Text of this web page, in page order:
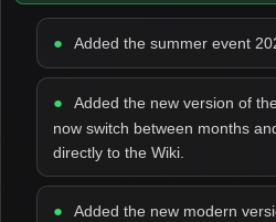
Added the summer event
Added the new version of
now switch between months
directly to the Wiki.
Added the new modern